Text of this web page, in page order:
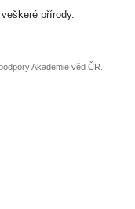
přírody.
Akademie věd ČR.